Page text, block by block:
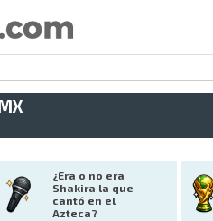
¿Era o no era
Shakira la que
cantó en el
Azteca?